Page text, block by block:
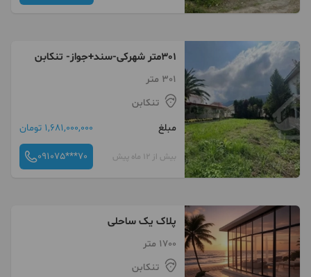
301متر شهرکی-سند+جواز- تنکابن
301 متر
تنکابن
مبلغ
1,681,000,000 تومان
بیش از 12 ماه پیش 091075***70
پلاک یک ساحلی
1700 متر
تنکابن